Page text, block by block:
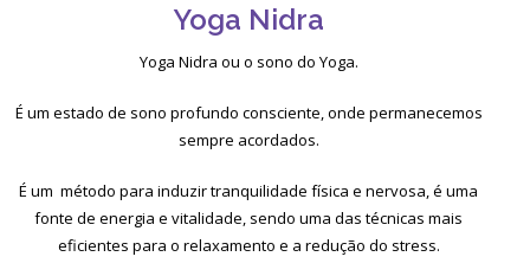
Yoga Nidra
Yoga Nidra ou o sono do Yoga.
É um estado de sono profundo consciente, onde permanecemos
sempre acordados.
É um método para induzir tranquilidade física e nervosa, é uma
fonte de energia e vitalidade, sendo uma das técnicas mais
eficientes para o relaxamento e a redução do stress.